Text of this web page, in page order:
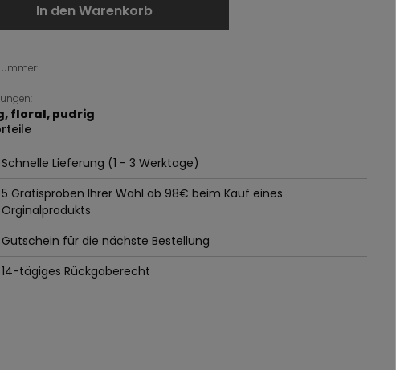
In den Warenkorb
, floral, pudrig
Schnelle Lieferung (1 - 3 Werktage)
5 Gratisproben Ihrer Wahl ab 98€ beim Kauf eines
Orginalprodukts
Gutschein für die nächste Bestellung
14-tägiges Rückgaberecht